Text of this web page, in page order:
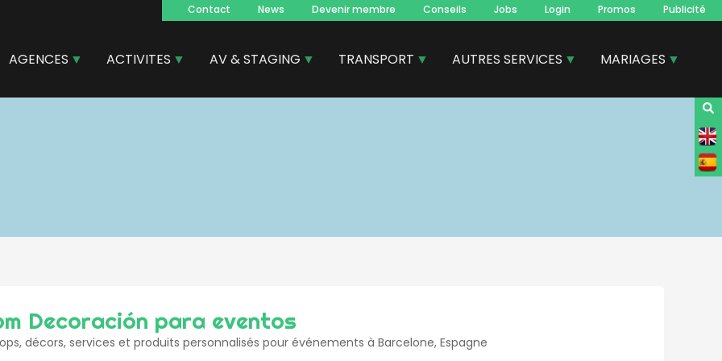
Navegacion
principal
Contact News Devenir membre Conseils Jobs Login Promos Publicité
AGENCES ACTIVITES AV & STAGING TRANSPORT AUTRES SERVICES MARIAGES
Decoración para eventos
décors, services et produits personnalisés pour événements à Barcelone, Espagne